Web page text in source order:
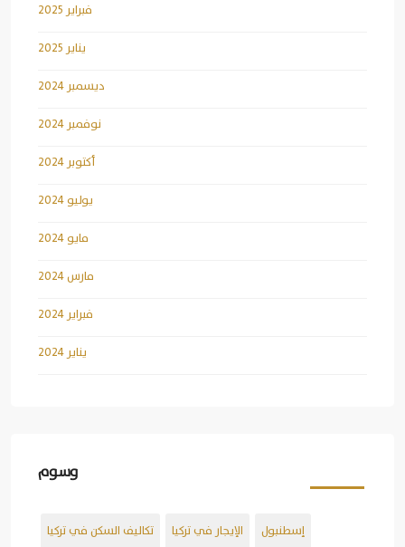
فبراير 2025
يناير 2025
ديسمبر 2024
نوفمبر 2024
أكتوبر 2024
يوليو 2024
مايو 2024
مارس 2024
فبراير 2024
يناير 2024
وسوم
إسطنبول الإيجار في تركيا تكاليف السكن في تركيا